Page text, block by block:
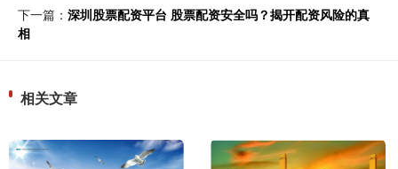
下一篇： 深圳股票配资平台 股票配资安全吗？揭开配资风险的真
相
相关文章